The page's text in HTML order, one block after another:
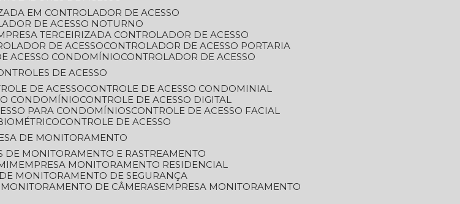
EM CONTROLADOR DE ACESSO
DE ACESSO NOTURNO
TERCEIRIZADA CONTROLADOR DE ACESSO
DE ACESSO
CONTROLADOR DE ACESSO PORTARIA
ACESSO CONDOMÍNIO
CONTROLADOR DE ACESSO
DE ACESSO
DE ACESSO
CONTROLE DE ACESSO CONDOMINIAL
CONDOMÍNIO
CONTROLE DE ACESSO DIGITAL
PARA CONDOMÍNIOS
CONTROLE DE ACESSO FACIAL
CONTROLE DE ACESSO
DE MONITORAMENTO
DE MONITORAMENTO E RASTREAMENTO
EMPRESA MONITORAMENTO RESIDENCIAL
DE MONITORAMENTO DE SEGURANÇA
MONITORAMENTO DE CÂMERAS
EMPRESA MONITORAMENTO